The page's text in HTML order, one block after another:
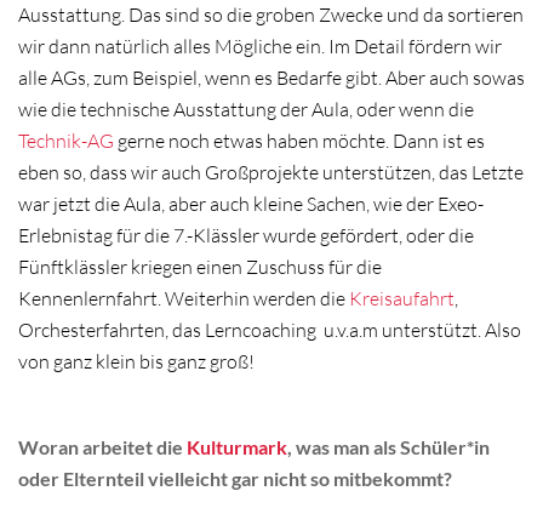
Ausstattung. Das sind so die groben Zwecke und da sortieren
wir dann natürlich alles Mögliche ein. Im Detail fördern wir
alle AGs, zum Beispiel, wenn es Bedarfe gibt. Aber auch sowas
wie die technische Ausstattung der Aula, oder wenn die
Technik-AG gerne noch etwas haben möchte. Dann ist es
eben so, dass wir auch Großprojekte unterstützen, das Letzte
war jetzt die Aula, aber auch kleine Sachen, wie der Exeo-
Erlebnistag für die 7.-Klässler wurde gefördert, oder die
Fünftklässler kriegen einen Zuschuss für die
Kennenlernfahrt. Weiterhin werden die Kreisaufahrt
Orchesterfahrten, das Lerncoaching u.v.a.m unterstützt. Also
von ganz klein bis ganz groß!
Woran arbeitet die Kulturmark, was man als Schüler*in
oder Elternteil vielleicht gar nicht so mitbekommt?